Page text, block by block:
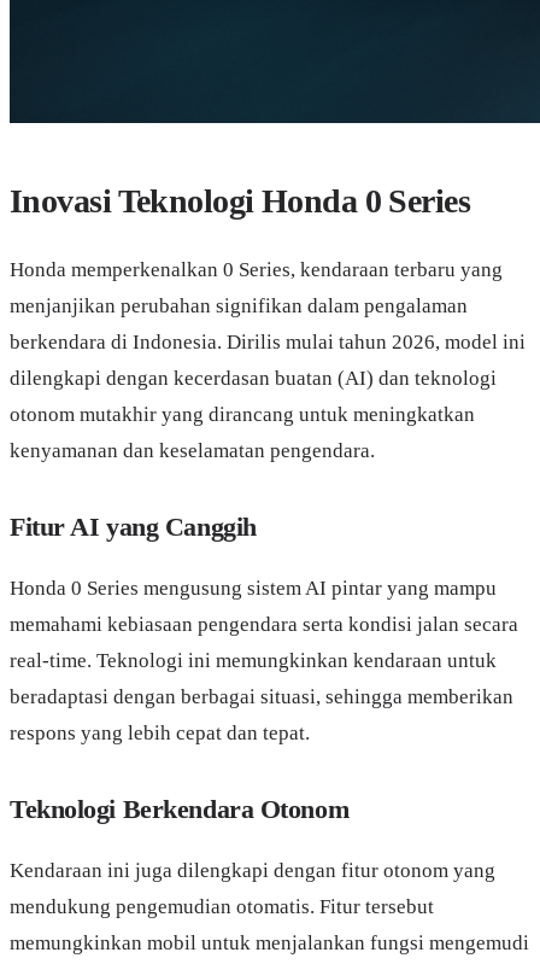
Inovasi Teknologi Honda 0 Series
Honda memperkenalkan 0 Series, kendaraan terbaru yang
menjanjikan perubahan signifikan dalam pengalaman
berkendara di Indonesia. Dirilis mulai tahun 2026, model ini
dilengkapi dengan kecerdasan buatan (AI) dan teknologi
otonom mutakhir yang dirancang untuk meningkatkan
kenyamanan dan keselamatan pengendara.
Fitur AI yang Canggih
Honda 0 Series mengusung sistem AI pintar yang mampu
memahami kebiasaan pengendara serta kondisi jalan secara
real-time. Teknologi ini memungkinkan kendaraan untuk
beradaptasi dengan berbagai situasi, sehingga memberikan
respons yang lebih cepat dan tepat.
Teknologi Berkendara Otonom
Kendaraan ini juga dilengkapi dengan fitur otonom yang
mendukung pengemudian otomatis. Fitur tersebut
memungkinkan mobil untuk menjalankan fungsi mengemudi